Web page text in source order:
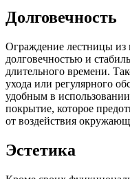
Долговечность
Ограждение лестницы из
долговечностью и
длительного времени.
ухода или регулярного
удобным в
покрытие, которое
от воздействия
Эстетика